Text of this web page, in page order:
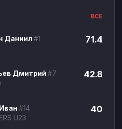
ВСЕ
Даниил #1
71.4
Дмитрий #7
42.8
#14
U23
40